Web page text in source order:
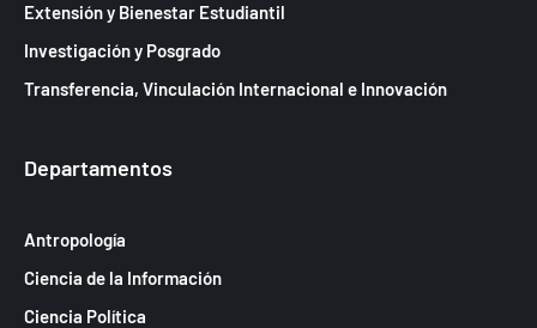
Extensión y Bienestar Estudiantil
Investigación y Posgrado
Transferencia, Vinculación Internacional e Innovación
Departamentos
Antropología
Ciencia de la Información
Ciencia Política